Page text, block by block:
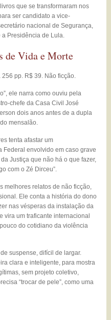
que se transformaram nos
ser candidato a vice-
nacional de Segurança,
Presidência de Lula.
de Vida e Morte
pp. R$ 39. Não ficção.
ele narra como ouviu pela
chefe da Casa Civil José
dois anos antes de a dupla
mensalão.
tenta afastar um
envolvido em caso grave
Justiça que não há o que fazer,
com o Zé Dirceu”.
melhores relatos de não ficção,
Ele conta a história do dono
nas vésperas da instalação da
vira um traficante internacional
do cotidiano da violência
suspense, difícil de largar.
clara e inteligente, para mostra
sem projeto coletivo,
“trocar de pele”, como uma